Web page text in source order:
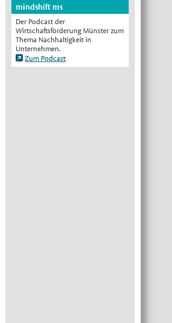
mindshift ms
Der Podcast der
Wirtschaftsförderung Münster zum
Thema Nachhaltigkeit in
Unternehmen.
Zum Podcast